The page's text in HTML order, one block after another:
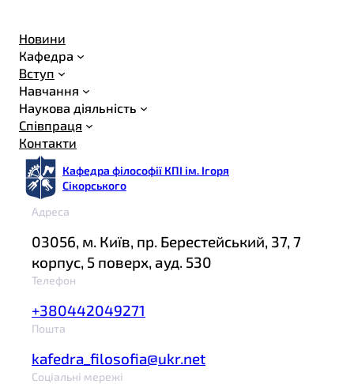
Новини
Кафедра
Вступ
Навчання
Наукова діяльність
Співпраця
Контакти
Кафедра філософії КПІ ім. Ігоря
Сікорського
Адреса
03056, м. Київ, пр. Берестейський, 37, 7
корпус, 5 поверх, ауд. 530
Телефон
+380442049271
Пошта
kafedra_filosofia@ukr.net
Соціальні мережі